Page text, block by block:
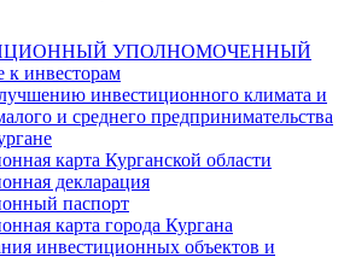
УПОЛНОМОЧЕННЫЙ
инвесторам
инвестиционного климата и
и среднего предпринимательства
карта Курганской области
декларация
паспорт
карта города Кургана
инвестиционных объектов и